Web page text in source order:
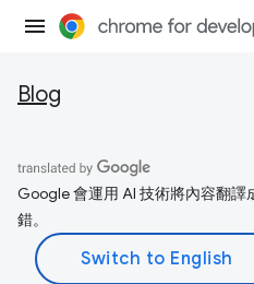
Blog
Google 會運用 AI 技術將內容翻譯
錯。